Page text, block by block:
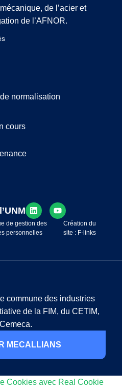
de l’acier et
de l’AFNOR.
normalisation
cours
de gestion des
personnelles
Création du
site : F-links
commune des industries
de la FIM, du CETIM,
MECALLIANS
Cookies avec Real Cookie